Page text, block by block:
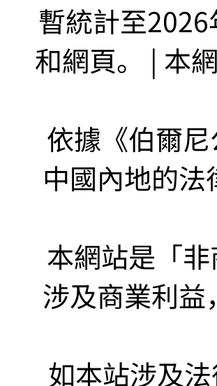
暫統計至
和網頁。 | 本
依據《伯爾
中國內地的
本網站是「
涉及商業利
如本站涉及